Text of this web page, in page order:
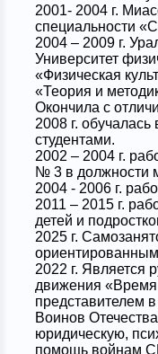
2001- 2004 г.
специальности
2004 – 2009 г.
Университет
«Физическая
«Теория и
Окончила с
2008 г.
студентами.
2002 – 2004 г.
№ 3 в должности
2004 - 2006 г.
2011 – 2015 г.
детей и
2025 г.
2022 г. Является
движения «Время
представителем
Воинов
юридическую,
помощь войнам